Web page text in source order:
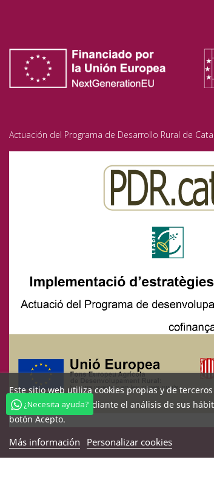
Este sitio web utiliza cookies propias y de
sus preferencias mediante el análisis de sus
botón Acepto.
Más información Personalizar cookies
Actuación del Programa de Desarrollo Rural de
¿Necesita ayuda?